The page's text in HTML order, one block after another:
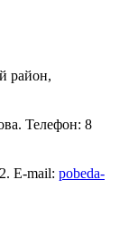
район,
Телефон: 8
E-mail: pobeda-